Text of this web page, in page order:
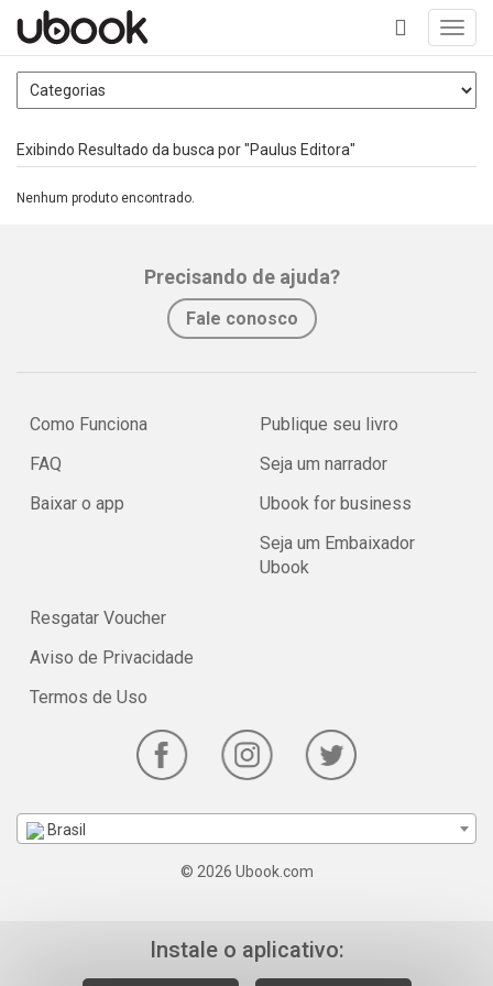
+
Exibindo Resultado da busca por "Paulus Editora"
Nenhum produto encontrado.
Precisando de ajuda?
Fale conosco
Como Funciona
FAQ
Baixar o app
Publique seu livro
Seja um narrador
Ubook for business
Seja um Embaixador
Ubook
Resgatar Voucher
Aviso de Privacidade
Termos de Uso
Brasil
© 2026 Ubook.com
Instale o aplicativo: